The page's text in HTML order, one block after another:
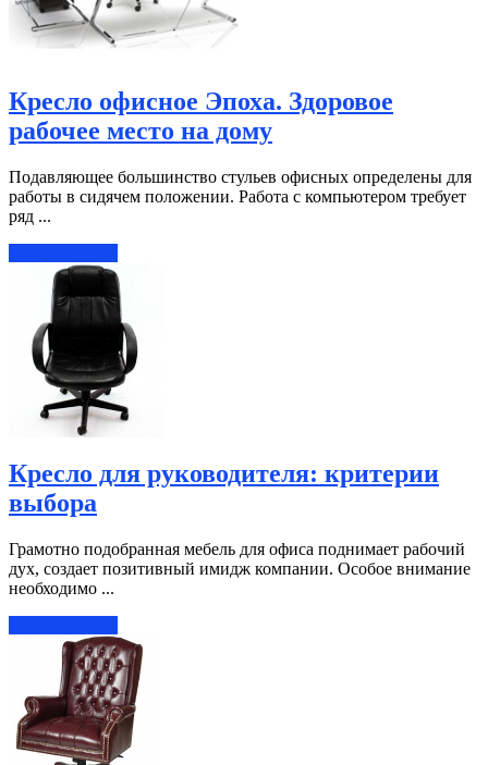
Кресло офисное Эпоха. Здоровое
рабочее место на дому
Подавляющее большинство стульев офисных определены для
работы в сидячем положении. Работа с компьютером требует
ряд ...
Кресло для руководителя: критерии
выбора
Грамотно подобранная мебель для офиса поднимает рабочий
дух, создает позитивный имидж компании. Особое внимание
необходимо ...